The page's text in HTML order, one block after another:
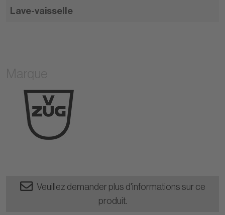
Lave-vaisselle
Veuillez demander plus d'informations sur ce
produit.